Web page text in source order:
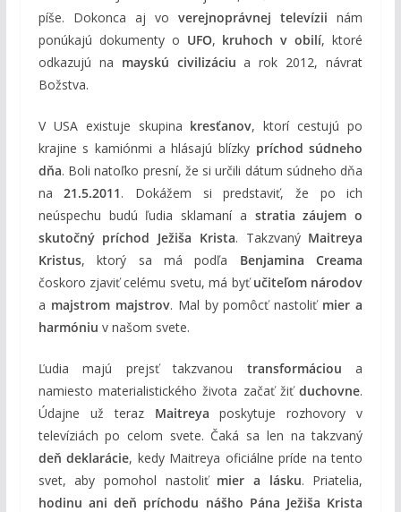
píše. Dokonca aj voverejnoprávnej televízii nám
ponúkajú dokumenty o UFO, kruhoch v obilí, ktoré
odkazujú na mayskú civilizáciu a rok 2012, návrat
Božstva.
V USA existuje skupina kresťanov, ktorí cestujú po
krajine s kamiónmi a hlásajú blízky príchod súdneho
dňa. Boli natoľko presní, že si určili dátum súdneho dňa
na21.5.2011. Dokážem si predstaviť, že po ich
neúspechu budú ľudia sklamaní a stratia záujem o
skutočný príchod Ježiša Krista. Takzvaný Maitreya
Kristus, ktorý sa má podľa Benjamina Creama
čoskoro zjaviť celému svetu, má byťučiteľom národov
a majstrom majstrov. Mal by pomôcť nastoliť mier a
harmóniu v našom svete.
Ľudia majú prejsť takzvanou transformáciou a
namiesto materialistického života začať žiťduchovne.
Údajne už teraz Maitreya poskytuje rozhovory v
televíziách po celom svete. Čaká sa len na takzvaný
deň deklarácie, kedy Maitreya oficiálne príde na tento
svet, aby pomohol nastoliť mier a lásku. Priatelia,
hodinu ani deň príchodu nášho Pána Ježiša Krista